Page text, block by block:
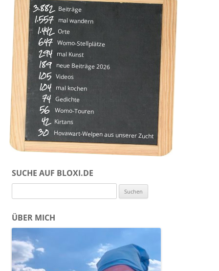
3.882 Beiträge
1.557 mal wandern
1.442 Orte
647 Womo-Stellplätze
294 mal Kunst
189 neue Beiträge 2026
105 Videos
104 mal kochen
74 Gedichte
56 Womo-Touren
42 Kirtans
30 Hovawart-Welpen aus unserer Zucht
SUCHE AUF BLOXI.DE
nach:
ÜBER MICH